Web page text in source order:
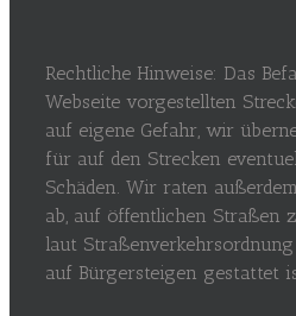
Rechtliche Hinweise: Das
Webseite vorgestellten
auf eigene Gefahr, wir
für auf den Strecken
Schäden. Wir raten
ab, auf öffentlichen Straßen
laut
auf Bürgersteigen gestattet